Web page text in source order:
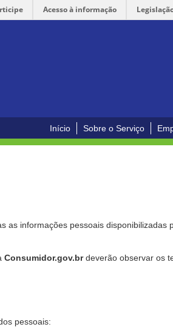
Acesso à informação
Início Sobre o Serviço
as informações pessoais disponibilizadas
Consumidor.gov.brdeverão observar os
pessoais: